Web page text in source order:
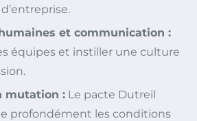
et communication :
équipes et instiller une culture
mutation : Le pacte Dutreil
profondément les conditions